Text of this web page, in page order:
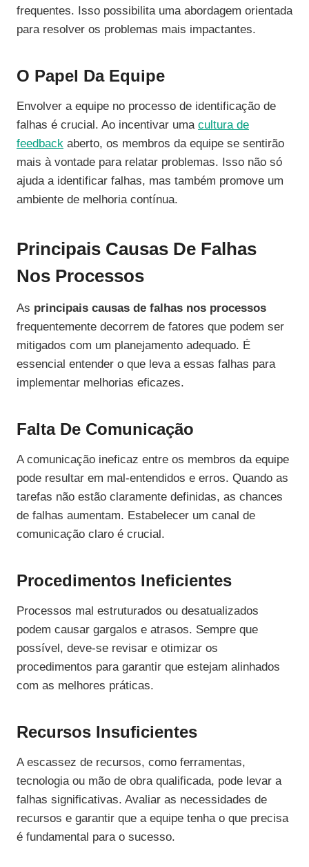
frequentes. Isso possibilita uma abordagem orientada
para resolver os problemas mais impactantes.
O Papel Da Equipe
Envolver a equipe no processo de identificação de
falhas é crucial. Ao incentivar uma cultura de
feedback aberto, os membros da equipe se sentirão
mais à vontade para relatar problemas. Isso não só
ajuda a identificar falhas, mas também promove um
ambiente de melhoria contínua.
Principais Causas De Falhas
Nos Processos
As principais causas de falhas nos processos
frequentemente decorrem de fatores que podem ser
mitigados com um planejamento adequado. É
essencial entender o que leva a essas falhas para
implementar melhorias eficazes.
Falta De Comunicação
A comunicação ineficaz entre os membros da equipe
pode resultar em mal-entendidos e erros. Quando as
tarefas não estão claramente definidas, as chances
de falhas aumentam. Estabelecer um canal de
comunicação claro é crucial.
Procedimentos Ineficientes
Processos mal estruturados ou desatualizados
podem causar gargalos e atrasos. Sempre que
possível, deve-se revisar e otimizar os
procedimentos para garantir que estejam alinhados
com as melhores práticas.
Recursos Insuficientes
A escassez de recursos, como ferramentas,
tecnologia ou mão de obra qualificada, pode levar a
falhas significativas. Avaliar as necessidades de
recursos e garantir que a equipe tenha o que precisa
é fundamental para o sucesso.